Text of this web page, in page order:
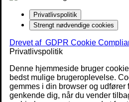
Privatlivspolitik
Strengt nødvendige cookies
Drevet af GDPR Cookie
Privatlivspolitik
Denne hjemmeside bruger
bedst mulige brugeroplevelse.
gemmes i din browser og udfører
genkende dig, når du vender